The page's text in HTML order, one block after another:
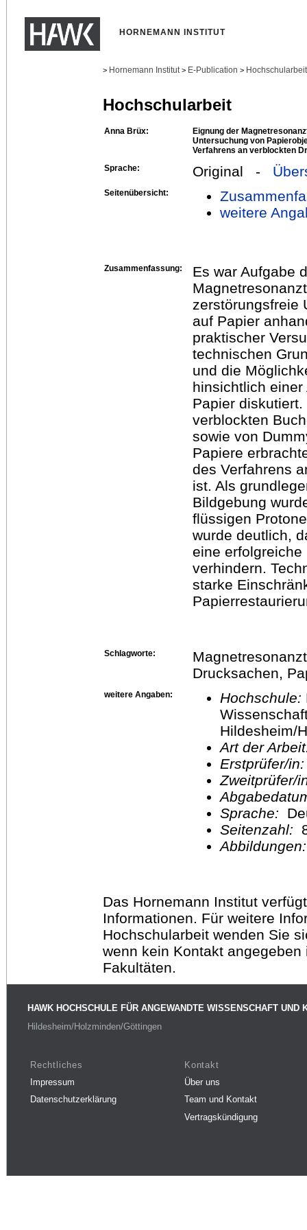
HORNEMANN INSTITUT
> Hornemann Institut > E-Publication >
Hochschularbeit
Anna Brüx:
Eignung der
Untersuchung von
Verfahrens an verblockten
Sprache:
Original -
Seitenübersicht:
weitere
Zusammenfassung:
Es war Aufgabe
zerstörungsfreie
auf Papier
praktischer
technischen
und die
hinsichtlich
Papier
verblockten
sowie von
Papiere
des Verfahrens
ist. Als
Bildgebung
flüssigen
wurde deutlich,
eine erfolgreiche
verhindern.
starke
Schlagworte:
Drucksachen,
weitere Angaben: Hochschule:
Hildesheim/
Art der
Erstprüfer/
Sprache:
Seitenzahl:
Das Hornemann Institut
Informationen. Für weitere
Hochschularbeit wenden Sie
wenn kein Kontakt
Fakultäten.
HAWK HOCHSCHULE FÜR ANGEWANDTE WISSENSCHAFT UND
Hildesheim/Holzminden/Göttingen
Rechtliches
Impressum
Datenschutzerklärung
Kontakt
Über uns
Team und Kontakt
Vertragskündigung